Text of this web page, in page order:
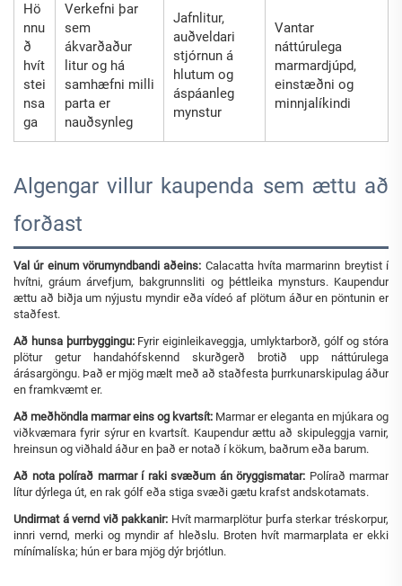
Hö
nnu
ð
hvít
stei
nsa
ga
Verkefni þar
sem
ákvarðaður
litur og há
samhæfni milli
parta er
nauðsynleg
Jafnlitur,
auðveldari
stjórnun á
hlutum og
áspáanleg
mynstur
Vantar
náttúrulega
marmardjúpd,
einstæðni og
minnjalíkindi
Algengar villur kaupenda sem ættu að
forðast
Val úr einum vörumyndbandi aðeins: Calacatta hvíta marmarinn breytist í
hvítni, gráum árvefjum, bakgrunnsliti og þéttleika mynsturs. Kaupendur
ættu að biðja um nýjustu myndir eða vídeó af plötum áður en pöntunin er
staðfest.
Að hunsa þurrbyggingu: Fyrir eiginleikaveggja, umlyktarborð, gólf og stóra
plötur getur handahófskennd skurðgerð brotið upp náttúrulega
árásargöngu. Það er mjög mælt með að staðfesta þurrkunarskipulag áður
en framkvæmt er.
Að meðhöndla marmar eins og kvartsít: Marmar er eleganta en mjúkara og
viðkvæmara fyrir sýrur en kvartsít. Kaupendur ættu að skipuleggja varnir,
hreinsun og viðhald áður en það er notað í kökum, baðrum eða barum.
Að nota polírað marmar í raki svæðum án öryggismatar: Polírað marmar
lítur dýrlega út, en rak gólf eða stiga svæði gætu krafst andskotamats.
Undirmat á vernd við pakkanir: Hvít marmarplötur þurfa sterkar tréskorpur,
innri vernd, merki og myndir af hleðslu. Broten hvít marmarplata er ekki
mínímalíska; hún er bara mjög dýr brjótlun.